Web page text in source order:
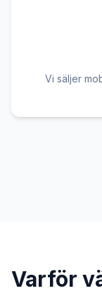
Vi säljer
Varför